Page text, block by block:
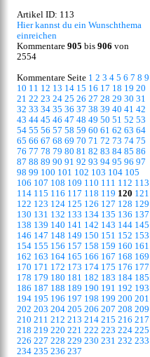
Artikel ID: 113
Hier kannst du ein Wunschthema
einreichen
Kommentare 905 bis 906 von
2554
Kommentare Seite 1 2 3 4 5 6 7 8 9
10 11 12 13 14 15 16 17 18 19 20
21 22 23 24 25 26 27 28 29 30 31
32 33 34 35 36 37 38 39 40 41 42
43 44 45 46 47 48 49 50 51 52 53
54 55 56 57 58 59 60 61 62 63 64
65 66 67 68 69 70 71 72 73 74 75
76 77 78 79 80 81 82 83 84 85 86
87 88 89 90 91 92 93 94 95 96 97
98 99 100 101 102 103 104 105
106 107 108 109 110 111 112 113
114 115 116 117 118 119 120 121
122 123 124 125 126 127 128 129
130 131 132 133 134 135 136 137
138 139 140 141 142 143 144 145
146 147 148 149 150 151 152 153
154 155 156 157 158 159 160 161
162 163 164 165 166 167 168 169
170 171 172 173 174 175 176 177
178 179 180 181 182 183 184 185
186 187 188 189 190 191 192 193
194 195 196 197 198 199 200 201
202 203 204 205 206 207 208 209
210 211 212 213 214 215 216 217
218 219 220 221 222 223 224 225
226 227 228 229 230 231 232 233
234 235 236 237